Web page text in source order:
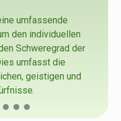
umfassende
den individuellen
Schweregrad der
umfasst die
geistigen und